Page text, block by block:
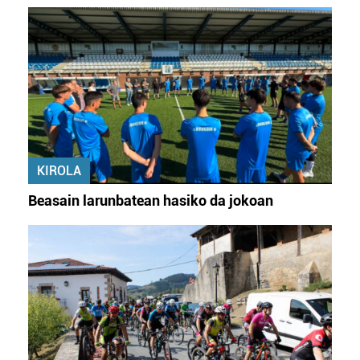
datuen atalean. Edozein unetan alda edo ken dezakezu
zure baimena Cookieen adierazpenean.
Webgune honek cookie propioak eta hirugarrenen cookie-
fitxategiak erabiltzen ditu. Zure esperientzia eta
zerbitzuak hobetzeko asmoz, cookie teknologiaz
baliatzen gara. Ohar hau onartuz gero, teknologia hori
erabiltzeko baimen esplizitua ematen diguzu.Gehiago
irakurri
KIROLA
Beasain larunbatean hasiko da jokoan